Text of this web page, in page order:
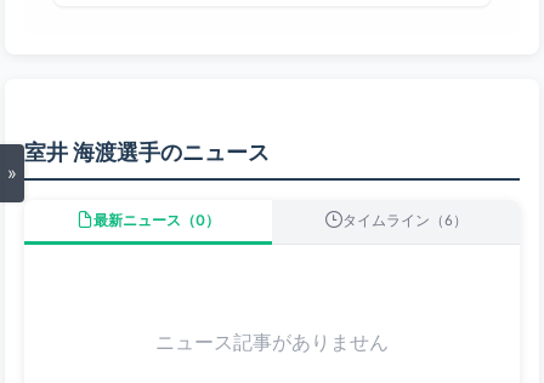
»
室井 海渡選手のニュース
最新ニュース（0） タイムライン（6）
ニュース記事がありません